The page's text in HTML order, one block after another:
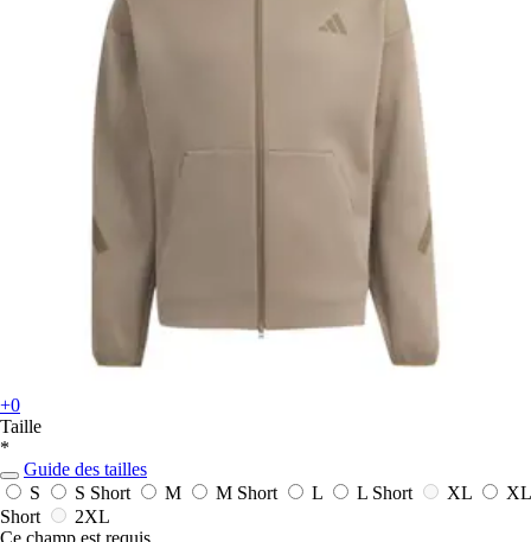
+0
Taille
*
Guide des tailles
S
S Short M M Short L L Short XL
XL
Short
2XL